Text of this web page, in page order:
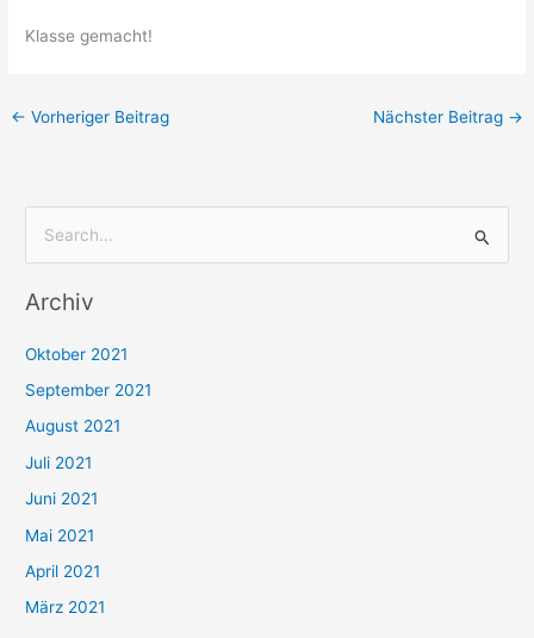
Klasse gemacht!
← Vorheriger Beitrag Nächster Beitrag →
c
n
n
a
c
h
:
Archiv
Oktober 2021
September 2021
August 2021
Juli 2021
Juni 2021
Mai 2021
April 2021
März 2021